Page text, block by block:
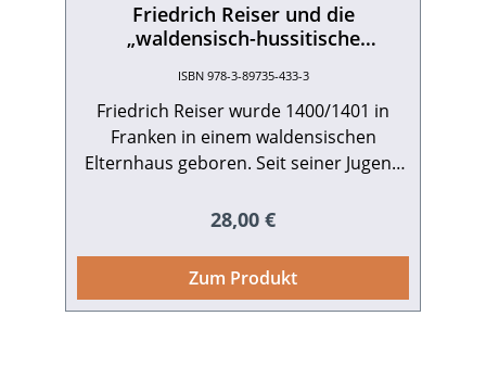
Friedrich Reiser und die
„waldensisch-hussitische
ISBN 978-3-89735-433-3
Friedrich Reiser wurde 1400/1401 in
Franken in einem waldensischen
Elternhaus geboren. Seit seiner Jugend
in Böhmen aufzunehmen. Reiser
gelingen würde, zusammen mit den
Deutschland aufzubauen, die im
Regulärer Preis:
28,00 €
Zum Produkt